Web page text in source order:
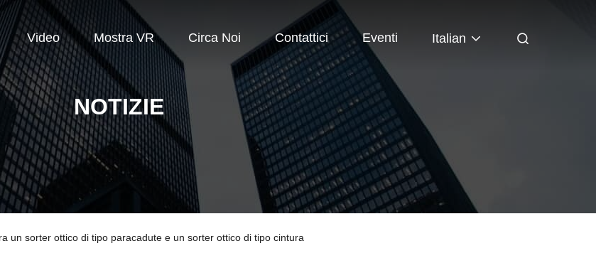
Video Mostra VR Circa Noi Contattici Eventi Italian
NOTIZIE
un sorter ottico di tipo paracadute e un sorter ottico di tipo cintura